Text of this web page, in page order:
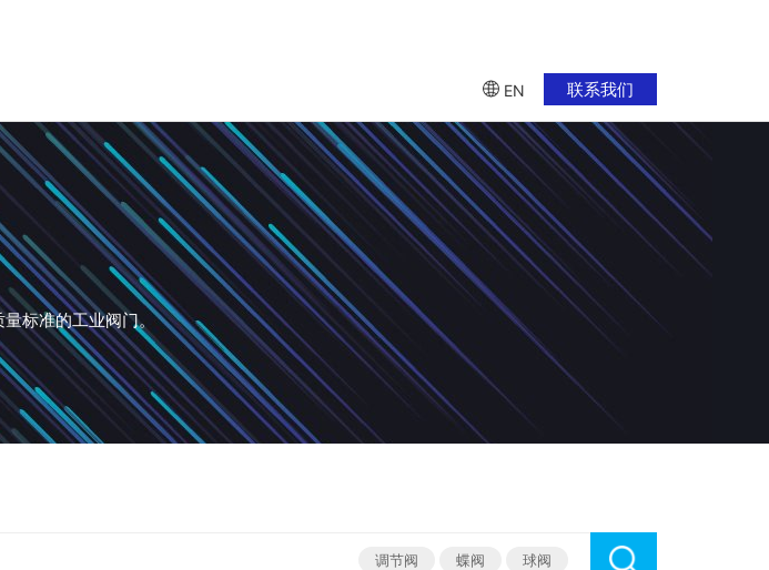
EN 联系我们
标准的工业阀门。
调节阀 蝶阀 球阀